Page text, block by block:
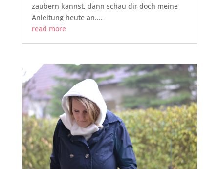
zaubern kannst, dann schau dir doch meine
Anleitung heute an....
read more